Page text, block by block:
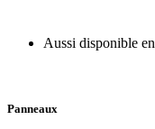
Aussi disponible en
Panneaux